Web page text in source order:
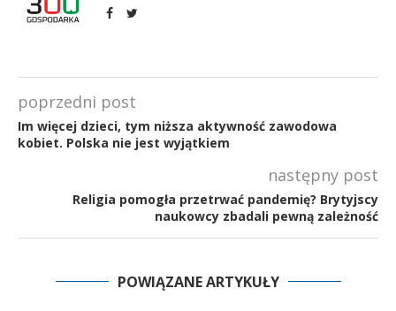
poprzedni post
Im więcej dzieci, tym niższa aktywność zawodowa
kobiet. Polska nie jest wyjątkiem
następny post
Religia pomogła przetrwać pandemię? Brytyjscy
naukowcy zbadali pewną zależność
POWIĄZANE ARTYKUŁY